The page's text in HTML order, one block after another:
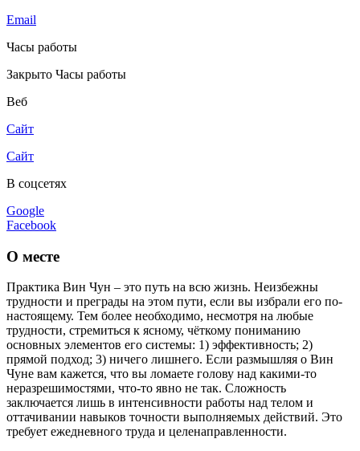
Email
Часы работы
Закрыто Часы работы
Веб
Сайт
Сайт
В соцсетях
Google
Facebook
О месте
Практика Вин Чун – это путь на всю жизнь. Неизбежны
трудности и преграды на этом пути, если вы избрали его по-
настоящему. Тем более необходимо, несмотря на любые
трудности, стремиться к ясному, чёткому пониманию
основных элементов его системы: 1) эффективность; 2)
прямой подход; 3) ничего лишнего. Если размышляя о Вин
Чуне вам кажется, что вы ломаете голову над какими-то
неразрешимостями, что-то явно не так. Сложность
заключается лишь в интенсивности работы над телом и
оттачивании навыков точности выполняемых действий. Это
требует ежедневного труда и целенаправленности.